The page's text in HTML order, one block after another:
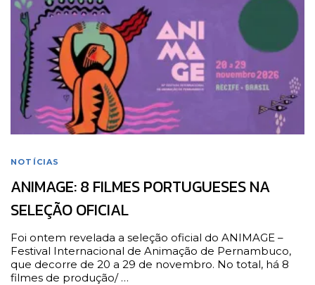
NOTÍCIAS
ANIMAGE: 8 FILMES PORTUGUESES NA
SELEÇÃO OFICIAL
Foi ontem revelada a seleção oficial do ANIMAGE –
Festival Internacional de Animação de Pernambuco,
que decorre de 20 a 29 de novembro. No total, há 8
filmes de produção/ …